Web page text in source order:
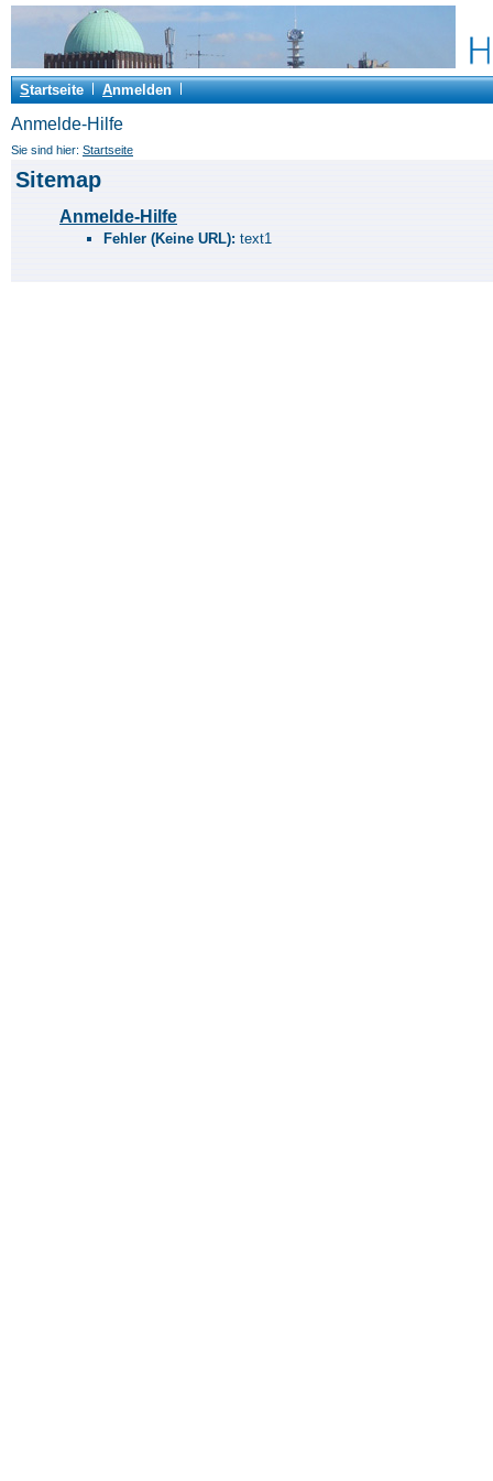
Startseite Anmelden
Anmelde-Hilfe
Sie sind hier: Startseite
Sitemap
Anmelde-Hilfe
Fehler (Keine URL): text1